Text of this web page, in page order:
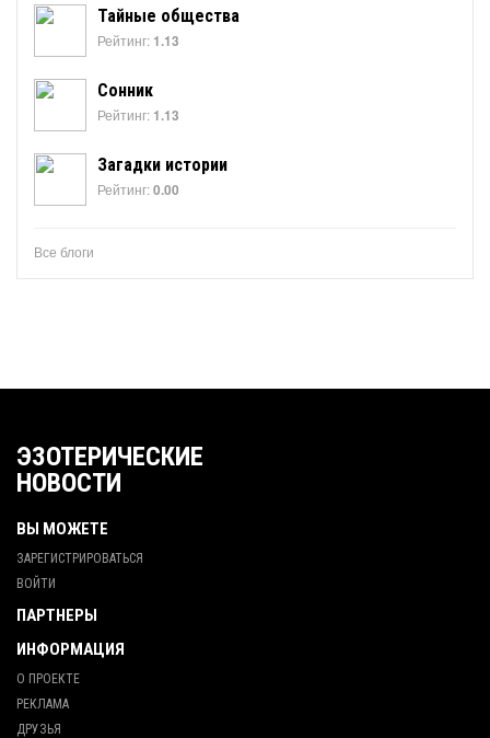
Тайные общества
Рейтинг: 1.13
Сонник
Рейтинг: 1.13
Загадки истории
Рейтинг:0.00
Все блоги
ЭЗОТЕРИЧЕСКИЕ
НОВОСТИ
ВЫ МОЖЕТЕ
ЗАРЕГИСТРИРОВАТЬСЯ
ВОЙТИ
ПАРТНЕРЫ
ИНФОРМАЦИЯ
О ПРОЕКТЕ
РЕКЛАМА
ДРУЗЬЯ